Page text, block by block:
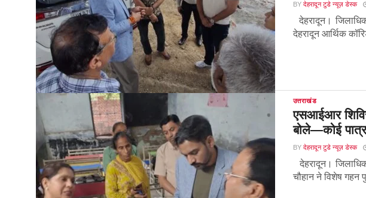
BY देहरादून टुडे न्यूज़ डेस्क
देहरादून।
देहरादून आर्थिक
उत्तराखंड
एसआईआर
बोले—कोई
BY देहरादून टुडे न्यूज़ डेस्क
देहरादून।
चौहान ने विशेष गहन